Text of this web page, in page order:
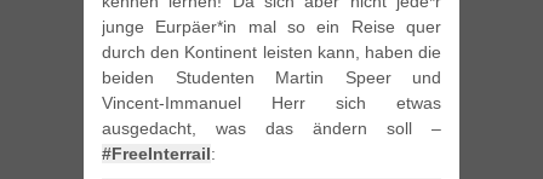
junge Eurpäer*in mal so ein Reise quer
durch den Kontinent leisten kann, haben die
beiden Studenten Martin Speer und
Vincent-Immanuel Herr sich etwas
ausgedacht, was das ändern soll –
#FreeInterrail: